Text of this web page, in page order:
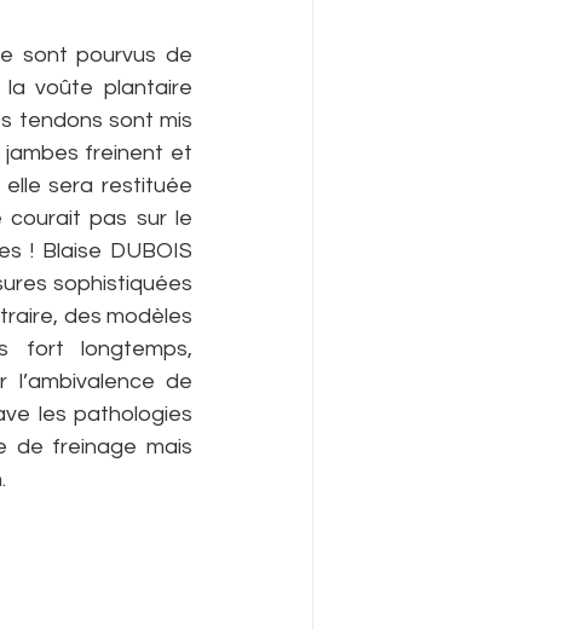
sont pourvus de
la voûte plantaire
tendons sont mis
jambes freinent et
elle sera restituée
courait pas sur le
! Blaise DUBOIS
sophistiquées
des modèles
fort longtemps,
de
les pathologies
de freinage mais